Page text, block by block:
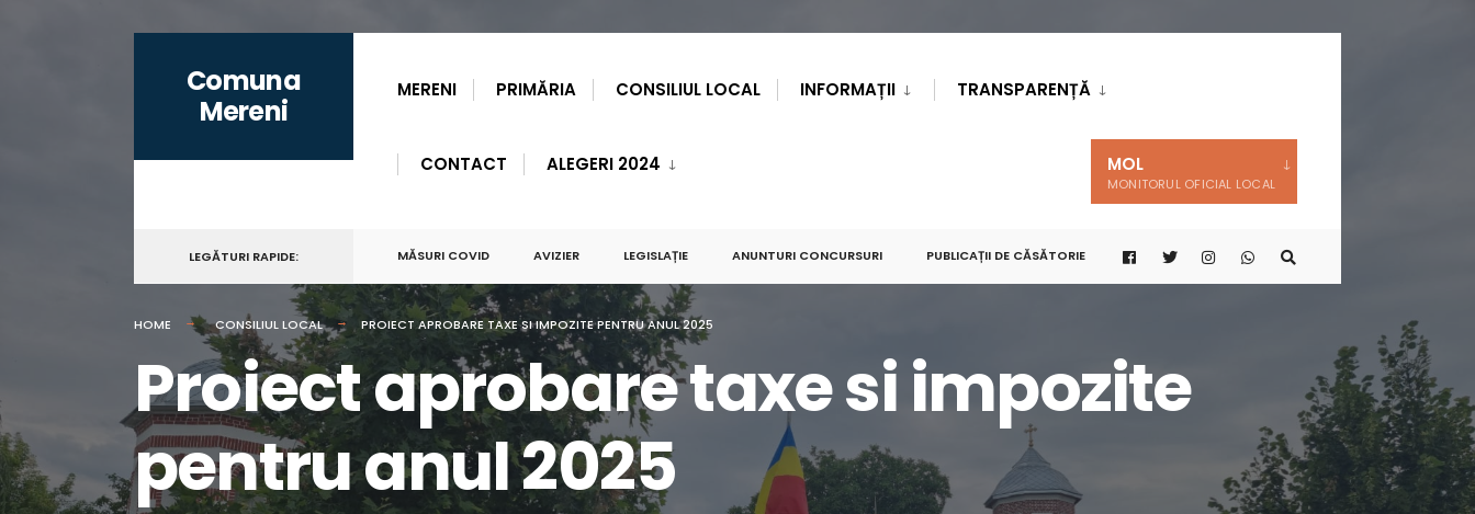
content
Comuna
Mereni
MERENI PRIMĂRIA CONSILIUL LOCAL INFORMAȚII TRANSPARENȚĂ
MOL
MONITORUL OFICIAL LOCAL
CONTACT ALEGERI 2024
LEGĂTURI RAPIDE: MĂSURI COVID AVIZIER LEGISLAȚIE ANUNTURI CONCURSURI PUBLICAȚII DE CĂSĂTORIE
HOME CONSILIUL LOCAL PROIECT APROBARE TAXE SI IMPOZITE PENTRU ANUL 2025
Proiect aprobare taxe si impozite
pentru anul 2025